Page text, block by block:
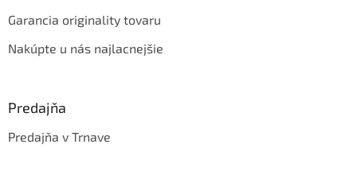
Garancia originality tovaru
Nakúpte u nás najlacnejšie
Predajňa
Predajňa v Trnave